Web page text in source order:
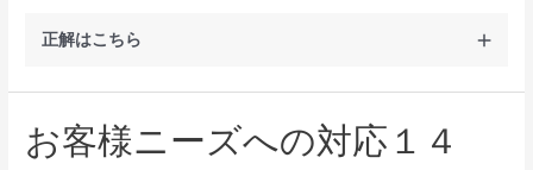
正解はこちら
お客様ニーズへの対応１４